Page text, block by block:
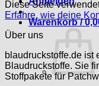
Warenkorb /
Diese Seite
Erfahre, wie deine
Über uns
blaudruckstoffe.de ist
Blaudruckstoffe. Sie
Stoffpakete für